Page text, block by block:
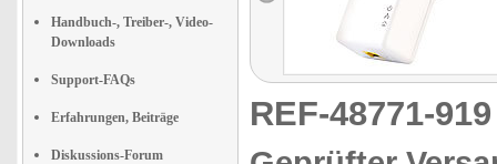
Handbuch-, Treiber-, Video-
Downloads
Support-FAQs
Erfahrungen, Beiträge
Diskussions-Forum
REF-48771-